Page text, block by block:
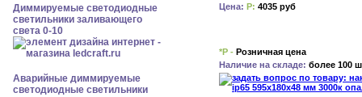
Диммируемые светодиодные
светильники заливающего
света 0-10
Аварийные диммируемые
светодиодные светильники
Цена: Р: 4035 руб
*Р - Розничная цена
Наличие на складе: более 100